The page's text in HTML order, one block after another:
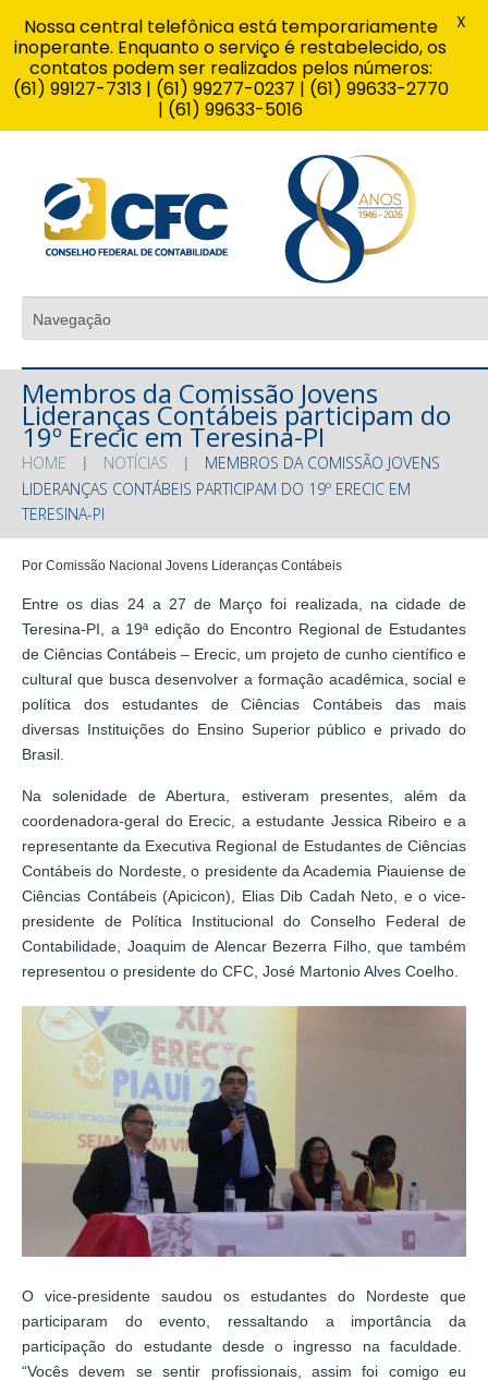
Membros da Comissão Jovens
Lideranças Contábeis participam do
19º Erecic em Teresina-PI
HOME NOTÍCIAS
MEMBROS DA COMISSÃO JOVENS
LIDERANÇAS CONTÁBEIS PARTICIPAM DO 19º ERECIC EM
TERESINA-PI
Por Comissão Nacional Jovens Lideranças Contábeis
Entre os dias 24 a 27 de Março foi realizada, na cidade de
Teresina-PI, a 19ª edição do Encontro Regional de Estudantes
de Ciências Contábeis – Erecic, um projeto de cunho científico e
cultural que busca desenvolver a formação acadêmica, social e
política dos estudantes de Ciências Contábeis das mais
diversas Instituições do Ensino Superior público e privado do
Brasil.
Na solenidade de Abertura, estiveram presentes, além da
coordenadora-geral do Erecic, a estudante Jessica Ribeiro e a
representante da Executiva Regional de Estudantes de Ciências
Contábeis do Nordeste, o presidente da Academia Piauiense de
Ciências Contábeis (Apicicon), Elias Dib Cadah Neto, e o vice-
presidente de Política Institucional do Conselho Federal de
Contabilidade, Joaquim de Alencar Bezerra Filho, que também
representou o presidente do CFC, José Martonio Alves Coelho.
O vice-presidente saudou os estudantes do Nordeste que
participaram do evento, ressaltando a importância da
participação do estudante desde o ingresso na faculdade.
“Vocês devem se sentir profissionais, assim foi comigo eu
Nossa central telefônica está temporariamente
inoperante. Enquanto o serviço é restabelecido, os
contatos podem ser realizados pelos números:
(61) 99127-7313 | (61) 99277-0237 | (61) 99633-2770
| (61) 99633-5016
X